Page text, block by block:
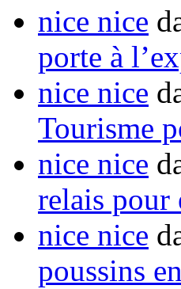
nice nice
porte à
nice nice
Tourisme
nice nice
relais pour
nice nice
poussins